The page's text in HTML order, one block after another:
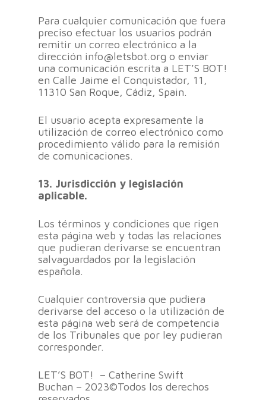
Para cualquier comunicación que fuera
preciso efectuar los usuarios podrán
remitir un correo electrónico a la
dirección info@letsbot.org o enviar
una comunicación escrita a LET’S BOT!
en Calle Jaime el Conquistador, 11,
11310 San Roque, Cádiz, Spain.
El usuario acepta expresamente la
utilización de correo electrónico como
procedimiento válido para la remisión
de comunicaciones.
13. Jurisdicción y legislación
aplicable.
Los términos y condiciones que rigen
esta página web y todas las relaciones
que pudieran derivarse se encuentran
salvaguardados por la legislación
española.
Cualquier controversia que pudiera
derivarse del acceso o la utilización de
esta página web será de competencia
de los Tribunales que por ley pudieran
corresponder.
LET’S BOT! – Catherine Swift
Buchan – 2023©Todos los derechos